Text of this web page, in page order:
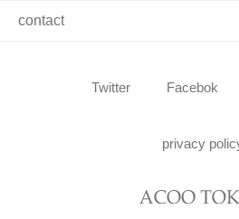
contact
Twitter Facebok
privacy